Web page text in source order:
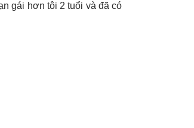
gái hơn tôi 2 tuổi và đã có